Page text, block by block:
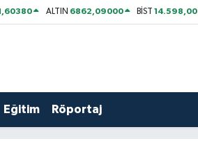
ALTIN 6862,09000 BİST14.598,00
Eğitim Röportaj